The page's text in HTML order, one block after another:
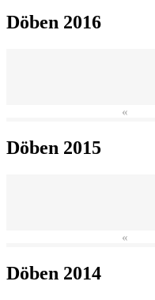
Döben 2016
«
Döben 2015
«
Döben 2014